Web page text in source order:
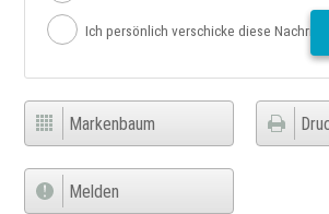
Ich persönlich verschicke diese Nachricht
Markenbaum
Melden